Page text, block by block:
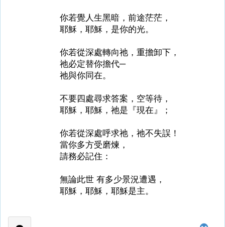
你若覺人生黑暗，前途茫茫，
耶穌，耶穌，是你的光。
你若從深處轉向祂，重擔卸下，
祂必定替你擔代─
祂與你同在。
不要四處尋求答案，空等待，
耶穌，耶穌，祂是『現在』；
你若從深處呼求祂，祂不失誤！
當你多方受磨煉，
請務必記住：
無論此世 有多少景況遭遇，
耶穌，耶穌，耶穌是主。